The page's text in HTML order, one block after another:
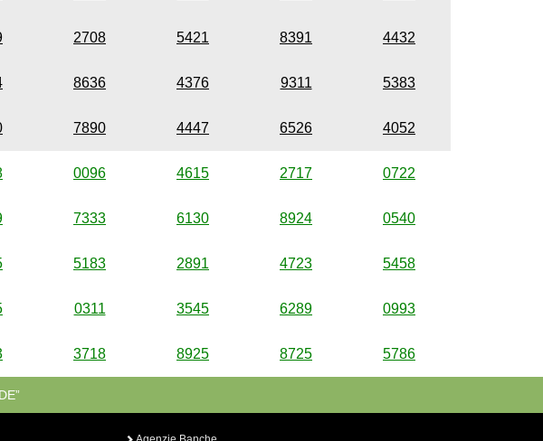
2708 5421 8391 4432
8636 4376 9311 5383
7890 4447 6526 4052
0096 4615 2717 0722
7333 6130 8924 0540
5183 2891 4723 5458
0311 3545 6289 0993
3718 8925 8725 5786